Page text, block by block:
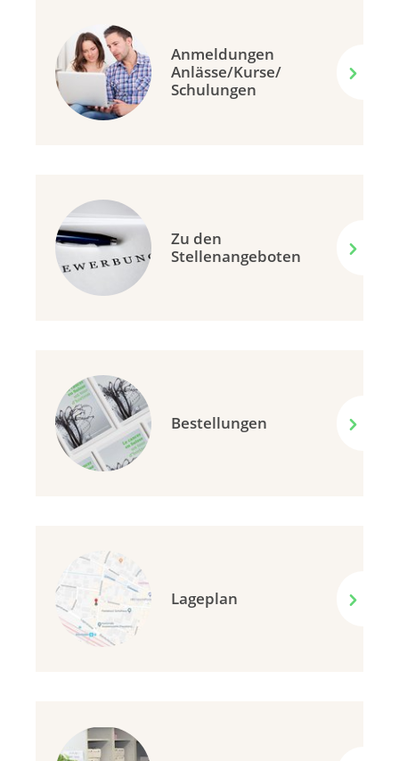
Anmeldungen
Anlässe/Kurse/
Schulungen
Zu den
Stellenangeboten
Bestellungen
Lageplan